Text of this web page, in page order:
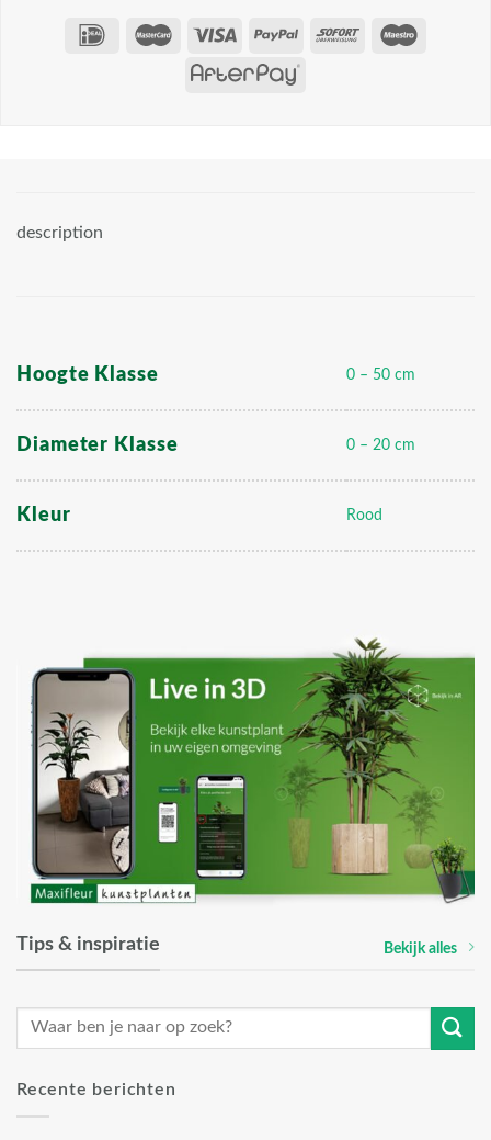
description
Hoogte Klasse 0 – 50 cm
Diameter Klasse 0 – 20 cm
Kleur Rood
Tips & inspiratie Bekijk alles
Recente berichten